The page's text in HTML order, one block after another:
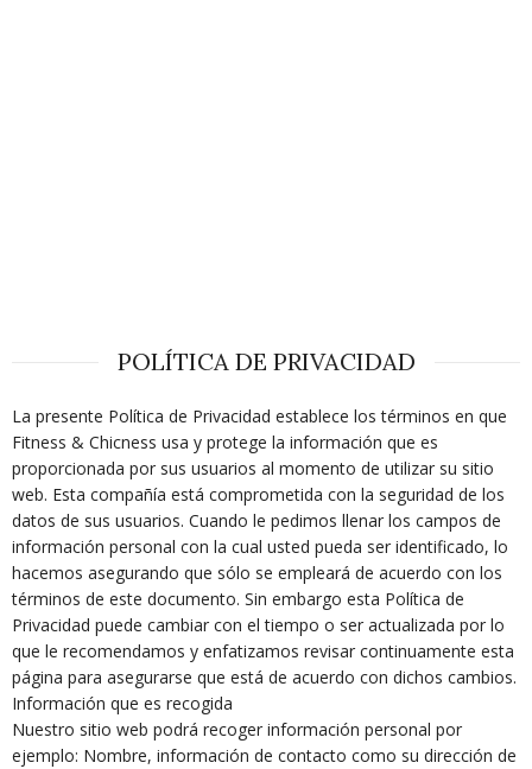
POLÍTICA DE PRIVACIDAD
La presente Política de Privacidad establece los términos en que
Fitness & Chicness usa y protege la información que es
proporcionada por sus usuarios al momento de utilizar su sitio
web. Esta compañía está comprometida con la seguridad de los
datos de sus usuarios. Cuando le pedimos llenar los campos de
información personal con la cual usted pueda ser identificado, lo
hacemos asegurando que sólo se empleará de acuerdo con los
términos de este documento. Sin embargo esta Política de
Privacidad puede cambiar con el tiempo o ser actualizada por lo
que le recomendamos y enfatizamos revisar continuamente esta
página para asegurarse que está de acuerdo con dichos cambios.
Información que es recogida
Nuestro sitio web podrá recoger información personal por
ejemplo: Nombre, información de contacto como su dirección de